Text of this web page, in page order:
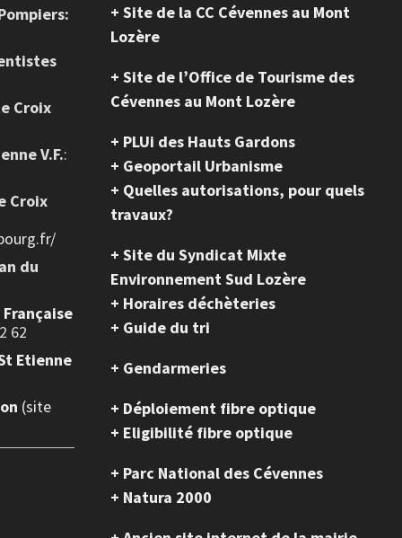
Croix
V.F.:
Croix
du
Française
62
Etienne
(site
+ Site de la CC Cévennes au Mont
Lozère
+ Site de l’Office de Tourisme des
Cévennes au Mont Lozère
+ PLUi des Hauts Gardons
+ Geoportail Urbanisme
+ Quelles autorisations, pour quels
travaux?
+ Site du Syndicat Mixte
Environnement Sud Lozère
+ Horaires déchèteries
+ Guide du tri
+ Gendarmeries
+ Déploiement fibre optique
+ Eligibilité fibre optique
+ Parc National des Cévennes
+ Natura 2000